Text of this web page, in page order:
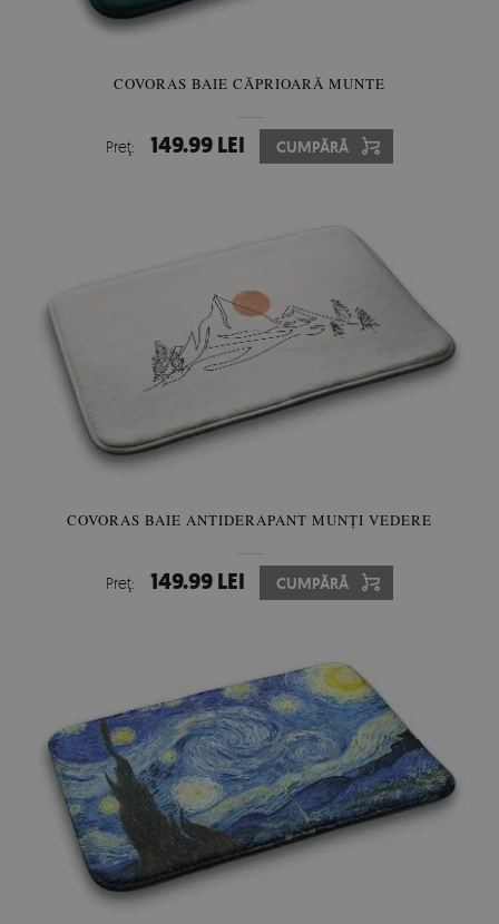
COVORAS BAIE CĂPRIOARĂ MUNTE
Preţ: 149.99 LEI CUMPĂRĂ
COVORAS BAIE ANTIDERAPANT MUNȚI VEDERE
Preţ: 149.99 LEI CUMPĂRĂ